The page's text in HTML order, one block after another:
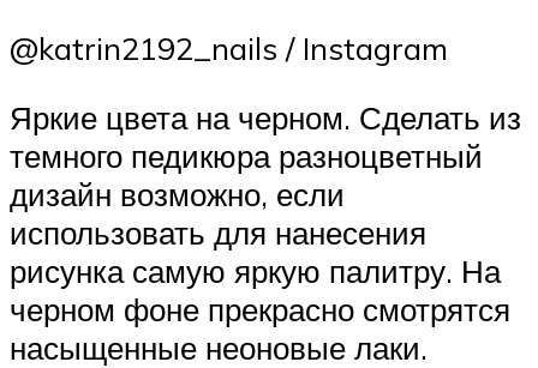
@katrin2192_nails / Instagram
Яркие цвета на черном. Сделать из
темного педикюра разноцветный
дизайн возможно, если
использовать для нанесения
рисунка самую яркую палитру. На
черном фоне прекрасно смотрятся
насыщенные неоновые лаки.